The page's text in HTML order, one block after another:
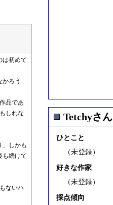
は初めて
ろう
品であ
しれな
、しかも
も続けて
ないハ
Tetchyさん
ひとこと
（未登録）
好きな作家
（未登録）
採点傾向